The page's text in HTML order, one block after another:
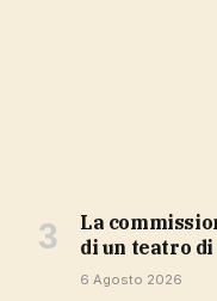
La commissione parlamentare Covid, storia
di un teatro
6 Agosto 2026